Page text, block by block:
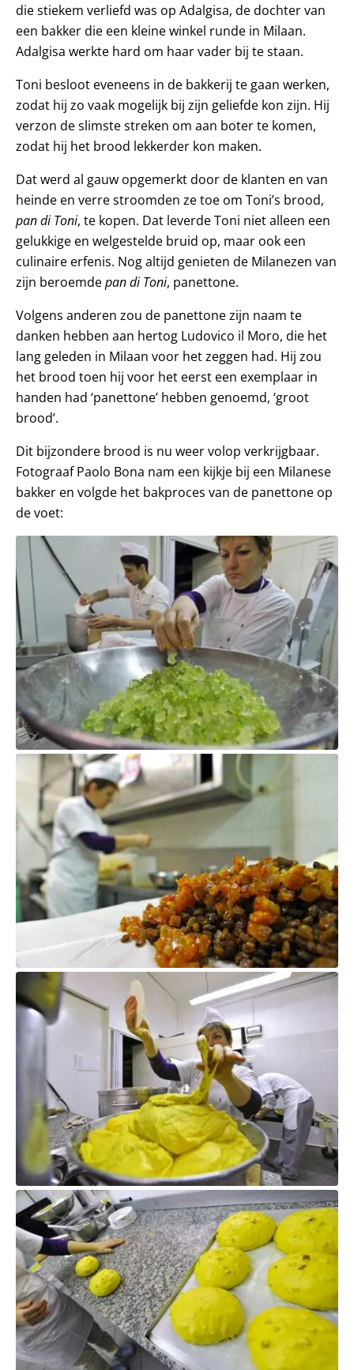
die stiekem verliefd was op Adalgisa, de dochter van
een bakker die een kleine winkel runde in Milaan.
Adalgisa werkte hard om haar vader bij te staan.
Toni besloot eveneens in de bakkerij te gaan werken,
zodat hij zo vaak mogelijk bij zijn geliefde kon zijn. Hij
verzon de slimste streken om aan boter te komen,
zodat hij het brood lekkerder kon maken.
Dat werd al gauw opgemerkt door de klanten en van
heinde en verre stroomden ze toe om Toni’s brood,
pan di Toni, te kopen. Dat leverde Toni niet alleen een
gelukkige en welgestelde bruid op, maar ook een
culinaire erfenis. Nog altijd genieten de Milanezen van
zijn beroemdepan di Toni, panettone.
Volgens anderen zou de panettone zijn naam te
danken hebben aan hertog Ludovico il Moro, die het
lang geleden in Milaan voor het zeggen had. Hij zou
het brood toen hij voor het eerst een exemplaar in
handen had ‘panettone’ hebben genoemd, ‘groot
brood’.
Dit bijzondere brood is nu weer volop verkrijgbaar.
Fotograaf Paolo Bona nam een kijkje bij een Milanese
bakker en volgde het bakproces van de panettone op
de voet: